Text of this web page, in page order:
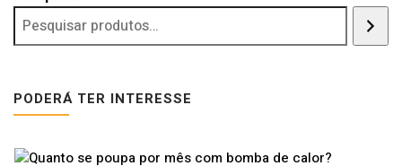
PODERÁ TER INTERESSE